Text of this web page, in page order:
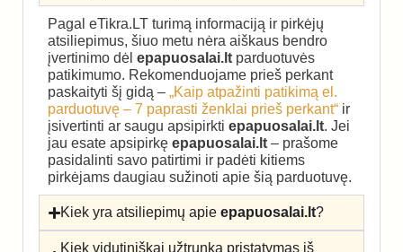
Pagal eTikra.LT turimą informaciją ir pirkėjų
atsiliepimus, šiuo metu nėra aiškaus bendro
įvertinimo dėl epapuosalai.lt parduotuvės
patikimumo. Rekomenduojame prieš perkant
paskaityti šį gidą – „Kaip atpažinti patikimą el.
parduotuvę – 7 paprasti ženklai prieš perkant“ ir
įsivertinti ar saugu apsipirkti epapuosalai.lt. Jei
jau esate apsipirkę epapuosalai.lt – prašome
pasidalinti savo patirtimi ir padėti kitiems
pirkėjams daugiau sužinoti apie šią parduotuvę.
Kiek yra atsiliepimų apieepapuosalai.lt?
Kiek vidutiniškai užtrunka pristatymas iš